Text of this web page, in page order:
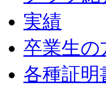
実績
卒業生の
各種証明